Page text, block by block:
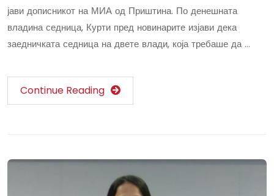
јави дописникот на МИА од Приштина. По денешната
владина седница, Курти пред новинарите изјави дека
заедничката седница на двете влади, која требаше да …
Continue Reading